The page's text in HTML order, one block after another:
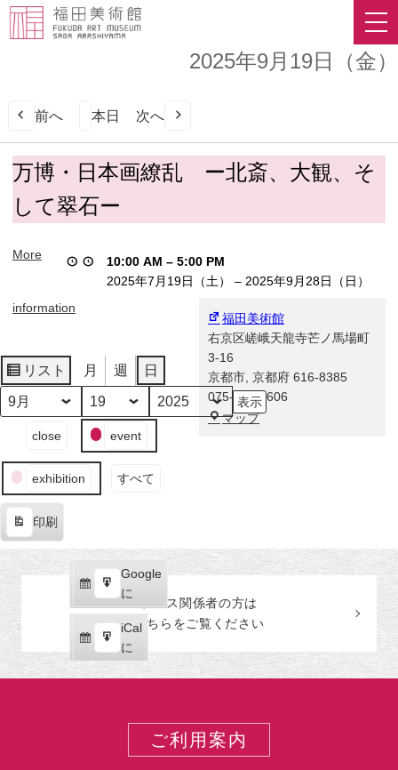
2025年9月19日（金）
前へ 本日 次へ
万
博・
日
本
繚
ー
大
観、
そ
し
翠
石
ー
万博・日本画繚乱 ー北斎、大観、そ
して翠石ー
10:00 AM – 5:00 PM
2025年7月19日（土）
– 2025年9月28日（日）
福田美術館
右京区嵯峨天龍寺芒ノ馬場町
3-16
京都市 京都府 616-8385
075-863-0606
マップ福
More
information
リスト
表
示
月 週 日
月
日
年
ン
の
テ
リ
ー
close event
exhibition すべて
印刷
示
Google
で
購
読
iCal
で
購
読
Google
に
エ
ク
ス
ポ
iCal
に
エ
ク
プレス関係者の方は
こちらをご覧ください
ご利用案内